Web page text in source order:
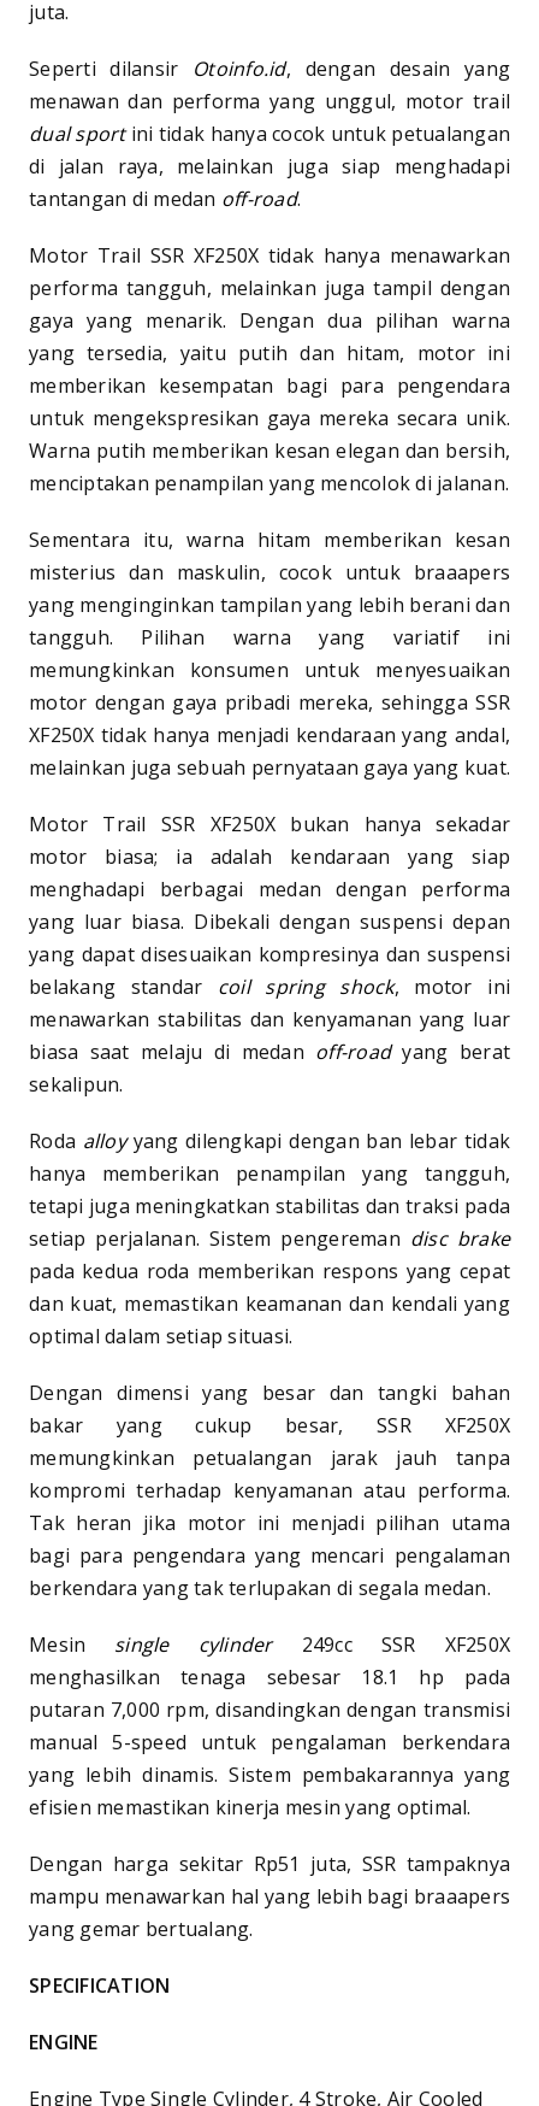
juta.
Seperti dilansir Otoinfo.id, dengan desain yang
menawan dan performa yang unggul, motor trail
dual sportini tidak hanya cocok untuk petualangan
di jalan raya, melainkan juga siap menghadapi
tantangan di medan off-road.
Motor Trail SSR XF250X tidak hanya menawarkan
performa tangguh, melainkan juga tampil dengan
gaya yang menarik. Dengan dua pilihan warna
yang tersedia, yaitu putih dan hitam, motor ini
memberikan kesempatan bagi para pengendara
untuk mengekspresikan gaya mereka secara unik.
Warna putih memberikan kesan elegan dan bersih,
menciptakan penampilan yang mencolok di jalanan.
Sementara itu, warna hitam memberikan kesan
misterius dan maskulin, cocok untuk braaapers
yang menginginkan tampilan yang lebih berani dan
tangguh. Pilihan warna yang variatif ini
memungkinkan konsumen untuk menyesuaikan
motor dengan gaya pribadi mereka, sehingga SSR
XF250X tidak hanya menjadi kendaraan yang andal,
melainkan juga sebuah pernyataan gaya yang kuat.
Motor Trail SSR XF250X bukan hanya sekadar
motor biasa; ia adalah kendaraan yang siap
menghadapi berbagai medan dengan performa
yang luar biasa. Dibekali dengan suspensi depan
yang dapat disesuaikan kompresinya dan suspensi
belakang standar coil spring shock, motor ini
menawarkan stabilitas dan kenyamanan yang luar
biasa saat melaju di medan off-roadyang berat
sekalipun.
Roda alloyyang dilengkapi dengan ban lebar tidak
hanya memberikan penampilan yang tangguh,
tetapi juga meningkatkan stabilitas dan traksi pada
setiap perjalanan. Sistem pengereman disc brake
pada kedua roda memberikan respons yang cepat
dan kuat, memastikan keamanan dan kendali yang
optimal dalam setiap situasi.
Dengan dimensi yang besar dan tangki bahan
bakar yang cukup besar, SSR XF250X
memungkinkan petualangan jarak jauh tanpa
kompromi terhadap kenyamanan atau performa.
Tak heran jika motor ini menjadi pilihan utama
bagi para pengendara yang mencari pengalaman
berkendara yang tak terlupakan di segala medan.
Mesin single cylinder249cc SSR XF250X
menghasilkan tenaga sebesar 18.1 hp pada
putaran 7,000 rpm, disandingkan dengan transmisi
manual 5-speed untuk pengalaman berkendara
yang lebih dinamis. Sistem pembakarannya yang
efisien memastikan kinerja mesin yang optimal.
Dengan harga sekitar Rp51 juta, SSR tampaknya
mampu menawarkan hal yang lebih bagi braaapers
yang gemar bertualang.
SPECIFICATION
ENGINE
Engine Type Single Cylinder, 4 Stroke, Air Cooled